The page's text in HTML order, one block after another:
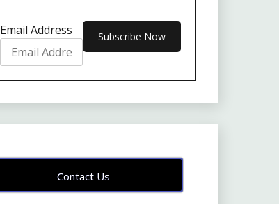
Email Address
Contact Us